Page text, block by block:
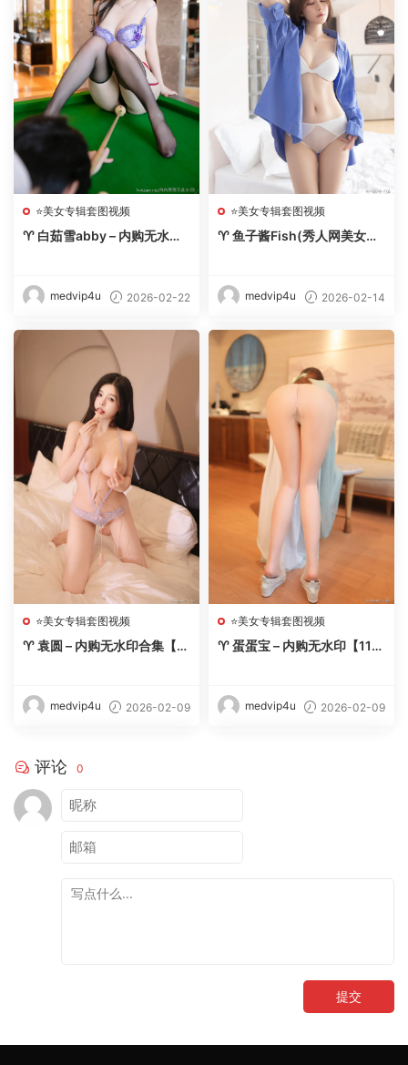
⭐美女专辑套图视频
♈ 白茹雪abby – 内购无水印
medvip4u 2026-02-22
⭐美女专辑套图视频
♈ 鱼子酱Fish(秀人网美女写
medvip4u 2026-02-14
⭐美女专辑套图视频
♈ 袁圆 – 内购无水印合集【11
medvip4u 2026-02-09
⭐美女专辑套图视频
♈ 蛋蛋宝 – 内购无水印【11
medvip4u 2026-02-09
评论 0
提交